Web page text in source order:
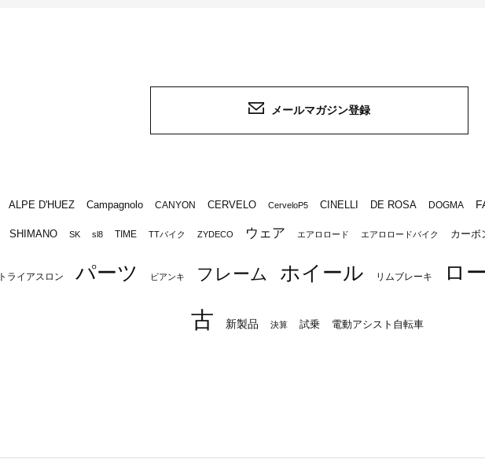
メールマガジン登録
ALPE D'HUEZ Campagnolo CANYON CERVELO CerveloP5 CINELLI DE ROSA DOGMA
SHIMANO SK sl8 TIME TTバイク ZYDECO ウェア エアロロード エアロロードバイク カーボ
トライアスロン パーツ ビアンキ フレーム ホイール リムブレーキ ロ
古 新製品 決算 試乗 電動アシスト自転車